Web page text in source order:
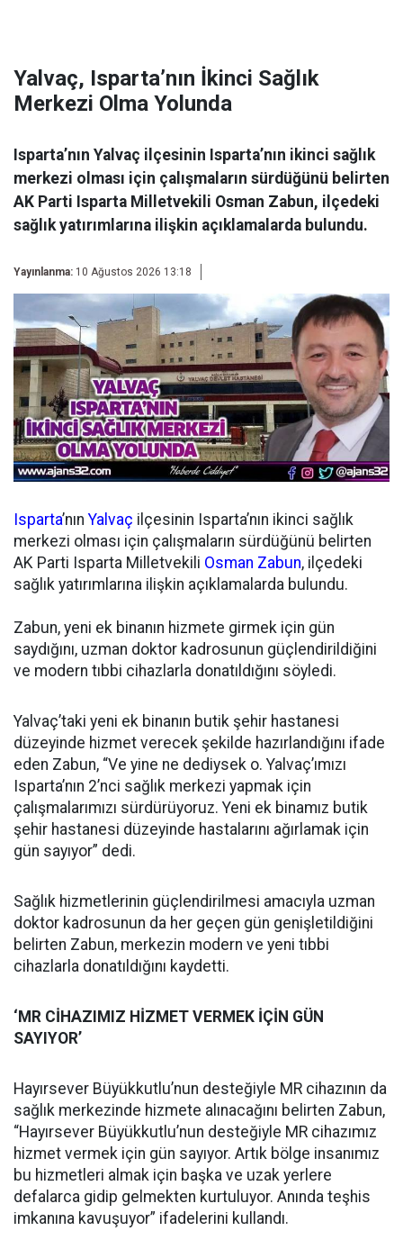
Yalvaç, Isparta’nın İkinci Sağlık
Merkezi Olma Yolunda
Isparta’nın Yalvaç ilçesinin Isparta’nın ikinci sağlık
merkezi olması için çalışmaların sürdüğünü belirten
AK Parti Isparta Milletvekili Osman Zabun, ilçedeki
sağlık yatırımlarına ilişkin açıklamalarda bulundu.
Yayınlanma: 10 Ağustos 2026 13:18
Isparta’nınYalvaç ilçesinin Isparta’nın ikinci sağlık
merkezi olması için çalışmaların sürdüğünü belirten
AK Parti Isparta Milletvekili Osman Zabun, ilçedeki
sağlık yatırımlarına ilişkin açıklamalarda bulundu.
Zabun, yeni ek binanın hizmete girmek için gün
saydığını, uzman doktor kadrosunun güçlendirildiğini
ve modern tıbbi cihazlarla donatıldığını söyledi.
Yalvaç’taki yeni ek binanın butik şehir hastanesi
düzeyinde hizmet verecek şekilde hazırlandığını ifade
eden Zabun, “Ve yine ne dediysek o. Yalvaç’ımızı
Isparta’nın 2’nci sağlık merkezi yapmak için
çalışmalarımızı sürdürüyoruz. Yeni ek binamız butik
şehir hastanesi düzeyinde hastalarını ağırlamak için
gün sayıyor” dedi.
Sağlık hizmetlerinin güçlendirilmesi amacıyla uzman
doktor kadrosunun da her geçen gün genişletildiğini
belirten Zabun, merkezin modern ve yeni tıbbi
cihazlarla donatıldığını kaydetti.
‘MR CİHAZIMIZ HİZMET VERMEK İÇİN GÜN
SAYIYOR’
Hayırsever Büyükkutlu’nun desteğiyle MR cihazının da
sağlık merkezinde hizmete alınacağını belirten Zabun,
“Hayırsever Büyükkutlu’nun desteğiyle MR cihazımız
hizmet vermek için gün sayıyor. Artık bölge insanımız
bu hizmetleri almak için başka ve uzak yerlere
defalarca gidip gelmekten kurtuluyor. Anında teşhis
imkanına kavuşuyor” ifadelerini kullandı.